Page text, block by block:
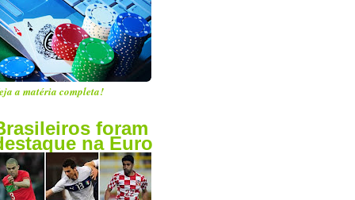
a matéria completa!
foram
na Euro